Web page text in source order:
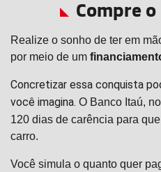
Compre
Realize o sonho de ter em
por meio de um
Concretizar essa conquista
você imagina. O Banco Itaú, n
120 dias de carência para
carro.
Você simula o quanto quer